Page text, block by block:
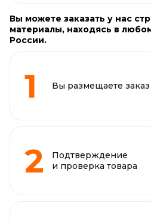
Вы можете заказать у нас
материалы, находясь в
России.
Вы размещаете заказ
Подтверждение
и проверка товара